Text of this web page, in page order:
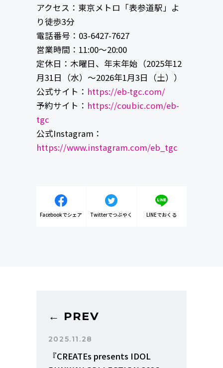
アクセス：東京メトロ「表参道駅」よ
り徒歩3分
電話番号：03-6427-7627
営業時間：11:00～20:00
定休日：木曜日、年末年始（2025年12
月31日（水）～2026年1月3日（土））
公式サイト： https://eb-tgc.com/
予約サイト： https://coubic.com/eb-
tgc
公式Instagram：
https://www.instagram.com/eb_tgc
Facebookでシェア Twitterでつぶやく LINEでおくる
← PREV
2025.11.28
『CREATEs presents IDOL